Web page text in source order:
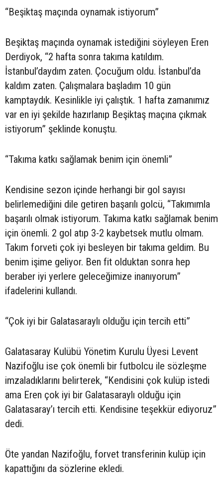
“Beşiktaş maçında oynamak istiyorum”
Beşiktaş maçında oynamak istediğini söyleyen Eren
Derdiyok, “2 hafta sonra takıma katıldım.
İstanbul’daydım zaten. Çocuğum oldu. İstanbul’da
kaldım zaten. Çalışmalara başladım 10 gün
kamptaydık. Kesinlikle iyi çalıştık. 1 hafta zamanımız
var en iyi şekilde hazırlanıp Beşiktaş maçına çıkmak
istiyorum” şeklinde konuştu.
“Takıma katkı sağlamak benim için önemli”
Kendisine sezon içinde herhangi bir gol sayısı
belirlemediğini dile getiren başarılı golcü, “Takımımla
başarılı olmak istiyorum. Takıma katkı sağlamak benim
için önemli. 2 gol atıp 3-2 kaybetsek mutlu olmam.
Takım forveti çok iyi besleyen bir takıma geldim. Bu
benim işime geliyor. Ben fit olduktan sonra hep
beraber iyi yerlere geleceğimize inanıyorum”
ifadelerini kullandı.
“Çok iyi bir Galatasaraylı olduğu için tercih etti”
Galatasaray Kulübü Yönetim Kurulu Üyesi Levent
Nazifoğlu ise çok önemli bir futbolcu ile sözleşme
imzaladıklarını belirterek, “Kendisini çok kulüp istedi
ama Eren çok iyi bir Galatasaraylı olduğu için
Galatasaray’ı tercih etti. Kendisine teşekkür ediyoruz”
dedi.
Öte yandan Nazifoğlu, forvet transferinin kulüp için
kapattığını da sözlerine ekledi.